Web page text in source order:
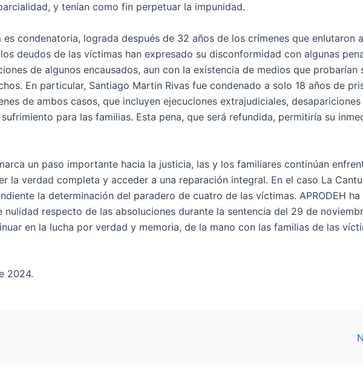
y tenían como fin perpetuar la impunidad.
es condenatoria, lograda después de 32 años de los crímenes que enlutaron a
deudos de las víctimas han expresado su disconformidad con algunas
de algunos encausados, aun con la existencia de medios que probarían
En particular, Santiago Martin Rivas fue condenado a solo 18 años de
de ambos casos, que incluyen ejecuciones extrajudiciales, desapariciones
para las familias. Esta pena, que será refundida, permitiría su
un paso importante hacia la justicia, las y los familiares continúan
la verdad completa y acceder a una reparación integral. En el caso La
la determinación del paradero de cuatro de las víctimas. APRODEH ha
nulidad respecto de las absoluciones durante la sentencia del 29 de
en la lucha por verdad y memoria, de la mano con las familias de las
2024.